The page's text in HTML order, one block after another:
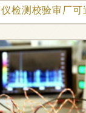
检测校验审厂